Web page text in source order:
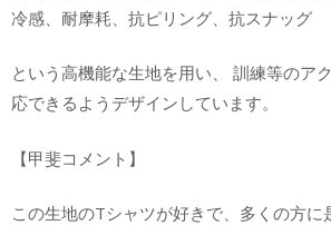
冷感、耐摩耗、抗ピリング、抗スナッグ
という高機能な生地を用い、 訓練等のア
応できるようデザインしています。
【甲斐コメント】
この生地のTシャツが好きで、多くの方に